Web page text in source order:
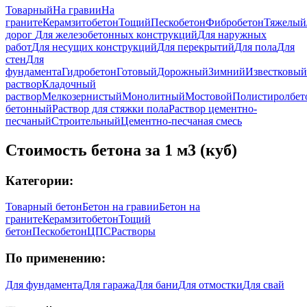
ТоварныйНа гравииНа
гранитеКерамзитобетонТощийПескобетонФибробетонТяжелый
дорог Для железобетонных конструкцийДля наружных
работДля несущих конструкцийДля перекрытийДля полаДля
стенДля
фундаментаГидробетонГотовыйДорожныйЗимнийИзвестковый
растворКладочный
растворМелкозернистыйМонолитныйМостовой
бетонныйРаствор для стяжки полаРаствор цементно-
песчаныйСтроительныйЦементно-песчаная смесь
Стоимость бетона за 1 м3 (куб)
Категории:
Товарный бетонБетон на гравииБетон на
гранитеКерамзитобетонТощий
бетонПескобетонЦПСРастворы
По применению:
Для фундаментаДля гаражаДля баниДля отмосткиДля свай